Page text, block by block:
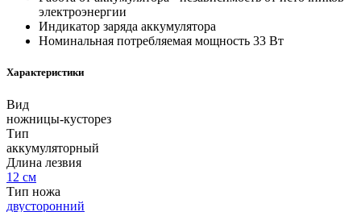
электроэнергии
Индикатор заряда аккумулятора
Номинальная потребляемая мощность 33 Вт
Характеристики
Вид
ножницы-кусторез
Тип
аккумуляторный
Длина лезвия
12 см
Тип ножа
двусторонний